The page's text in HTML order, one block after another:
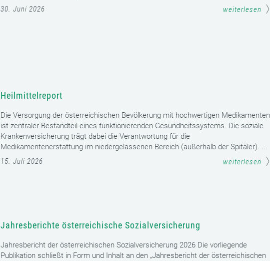
30. Juni 2026
weiterlesen
Heilmittelreport
Die Versorgung der österreichischen Bevölkerung mit hochwertigen Medikamenten
ist zentraler Bestandteil eines funktionierenden Gesundheitssystems. Die soziale
Krankenversicherung trägt dabei die Verantwortung für die
Medikamentenerstattung im niedergelassenen Bereich (außerhalb der Spitäler). ...
15. Juli 2026
weiterlesen
Jahresberichte österreichische Sozialversicherung
Jahresbericht der österreichischen Sozialversicherung 2026 Die vorliegende
Publikation schließt in Form und Inhalt an den „Jahresbericht der österreichischen